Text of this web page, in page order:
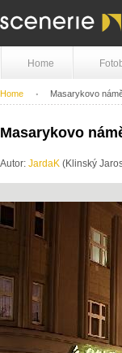
Home
Home Masarykovo
Masarykovo
Autor: JardaK (Klinský